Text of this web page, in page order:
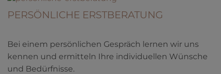
PERSÖNLICHE ERSTBERATUNG
Bei einem persönlichen Gespräch lernen wir uns
kennen und ermitteln Ihre individuellen Wünsche
und Bedürfnisse.